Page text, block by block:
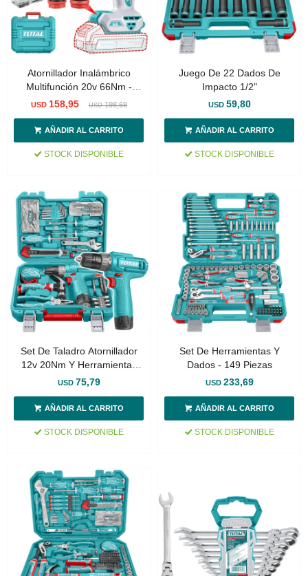
Atornillador Inalámbrico
Multifunción 20v 66Nm -
Doble Batería, Cargador Y
USD 158,95 USD 198,69
STOCK DISPONIBLE
Juego De 22 Dados De
Impacto 1/2"
USD 59,80
STOCK DISPONIBLE
Set De Taladro Atornillador
12v 20Nm Y Herramientas
Manuales - 148 Piezas
USD 75,79
STOCK DISPONIBLE
Set De Herramientas Y
Dados - 149 Piezas
USD 233,69
STOCK DISPONIBLE